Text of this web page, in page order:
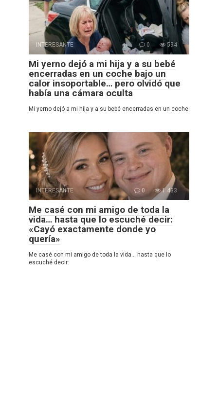
INTERESANTE 0 594
Mi yerno dejó a mi hija y a su bebé
encerradas en un coche bajo un
calor insoportable… pero olvidó que
había una cámara oculta
Mi yerno dejó a mi hija y a su bebé encerradas en un coche
INTERESANTE 0 1 433
Me casé con mi amigo de toda la
vida… hasta que lo escuché decir:
«Cayó exactamente donde yo
quería»
Me casé con mi amigo de toda la vida… hasta que lo
escuché decir: